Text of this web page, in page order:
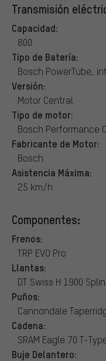
Transmisión
Capacidad:
800
Tipo de Batería:
Bosch PowerTube,
Versión:
Motor Central
Tipo de motor:
Bosch Performance
Fabricante de Motor:
Bosch
Asistencia Máxima:
25 km/h
Componentes:
Frenos:
TRP EVO Pro
Llantas:
DT Swiss H 1900
Puños:
Cannondale
Cadena:
SRAM Eagle 70 T-
Buje Delantero: